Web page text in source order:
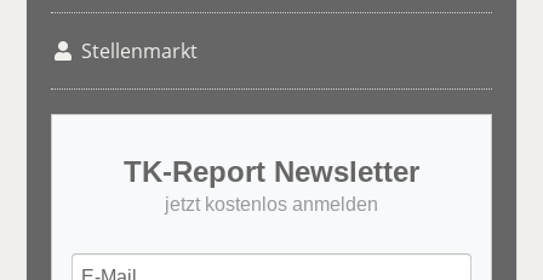
Stellenmarkt
TK-Report Newsletter
jetzt kostenlos anmelden